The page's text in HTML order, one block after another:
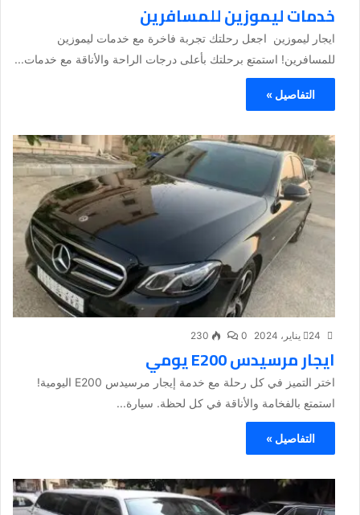
خدمات ليموزين للمسافرين
ايجار ليموزين اجعل رحلتك تجربة فاخرة مع خدمات ليموزين
للمسافرين! استمتع برحلتك بأعلى درجات الراحة والأناقة مع خدمات...
التفاصيل »
24 يناير، 2024 0
230
ايجار مرسيدس E200 يومي
اختر التميز في كل رحلة مع خدمة إيجار مرسيدس E200 اليومية!
استمتع بالفخامة والأناقة في كل لحظة. سيارة...
التفاصيل »